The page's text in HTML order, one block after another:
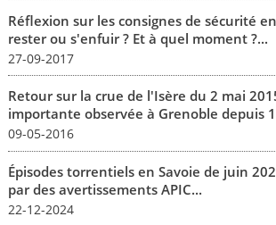
Réflexion sur les consignes de sécurité
rester ou s'enfuir ? Et à quel moment ?...
27-09-2017
Retour sur la crue de l'Isère du 2 mai
importante observée à Grenoble depuis
09-05-2016
Épisodes torrentiels en Savoie de juin
par des avertissements APIC...
22-12-2024